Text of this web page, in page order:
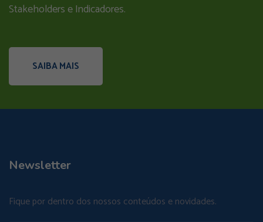
Stakeholders e Indicadores.
SAIBA MAIS
Newsletter
Fique por dentro dos nossos conteúdos e novidades.